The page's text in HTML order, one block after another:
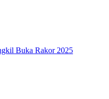
Buka Rakor 2025